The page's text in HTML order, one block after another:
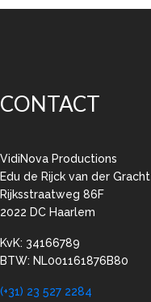
CONTACT
VidiNova Productions
Edu de Rijck van der Gracht
Rijksstraatweg 86F
2022 DC Haarlem
KvK: 34166789
BTW: NL001161876B80
(+31) 23 527 2284